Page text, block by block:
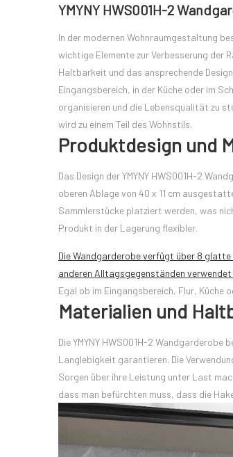
YMYNY HWS001H-2
In der modernen Wohnraumgestaltung
wichtige Elemente zur Verbesserung der
Haltbarkeit und das ansprechende
Eingangsbereich, in der Küche oder im
organisieren und die Lebensqualität zu
wird zu einem Teil des Wohnstils.
Produktdesign und
Das Design der YMYNY HWS001H-2
oberen Ablage von 40 x 11 cm
Sammlerstücke platziert werden, was
Produkt in der Lagerung flexibler.
Die Wandgarderobe verfügt über 8 glatte
anderen Alltagsgegenständen
Egal ob im Eingangsbereich, Flur,
Materialien und
Die YMYNY HWS001H-2
Langlebigkeit garantieren. Die
Sorgen über ihre Leistung unter Last
dass man befürchten muss, dass die